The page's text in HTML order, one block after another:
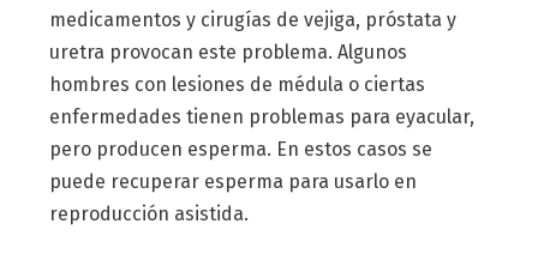
medicamentos y cirugías de vejiga, próstata y
uretra provocan este problema. Algunos
hombres con lesiones de médula o ciertas
enfermedades tienen problemas para eyacular,
pero producen esperma. En estos casos se
puede recuperar esperma para usarlo en
reproducción asistida.